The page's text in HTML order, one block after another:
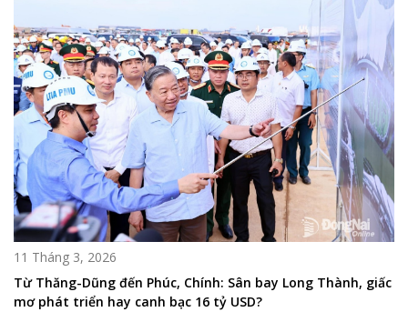
11 Tháng 3, 2026
Từ Thăng-Dũng đến Phúc, Chính: Sân bay Long Thành, giấc
mơ phát triển hay canh bạc 16 tỷ USD?